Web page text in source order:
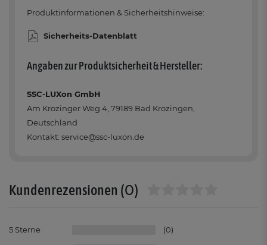
Produktinformationen & Sicherheitshinweise:
Sicherheits-Datenblatt
Angaben zur Produktsicherheit & Hersteller:
SSC-LUXon GmbH
Am Krozinger Weg 4, 79189 Bad Krozingen,
Deutschland
Kontakt: service@ssc-luxon.de
Kundenrezensionen (0)
5 0